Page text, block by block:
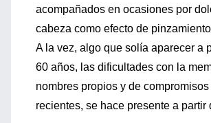
acompañados en ocasiones por
cabeza como efecto de
A la vez, algo que solía aparecer a
60 años, las dificultades con la
nombres propios y de
recientes, se hace presente a partir